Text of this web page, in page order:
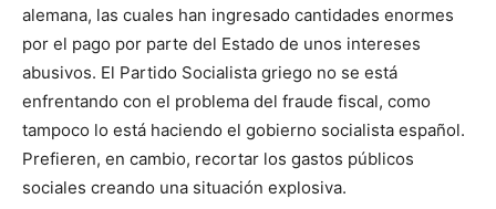
alemana, las cuales han ingresado cantidades enormes
por el pago por parte del Estado de unos intereses
abusivos. El Partido Socialista griego no se está
enfrentando con el problema del fraude fiscal, como
tampoco lo está haciendo el gobierno socialista español.
Prefieren, en cambio, recortar los gastos públicos
sociales creando una situación explosiva.